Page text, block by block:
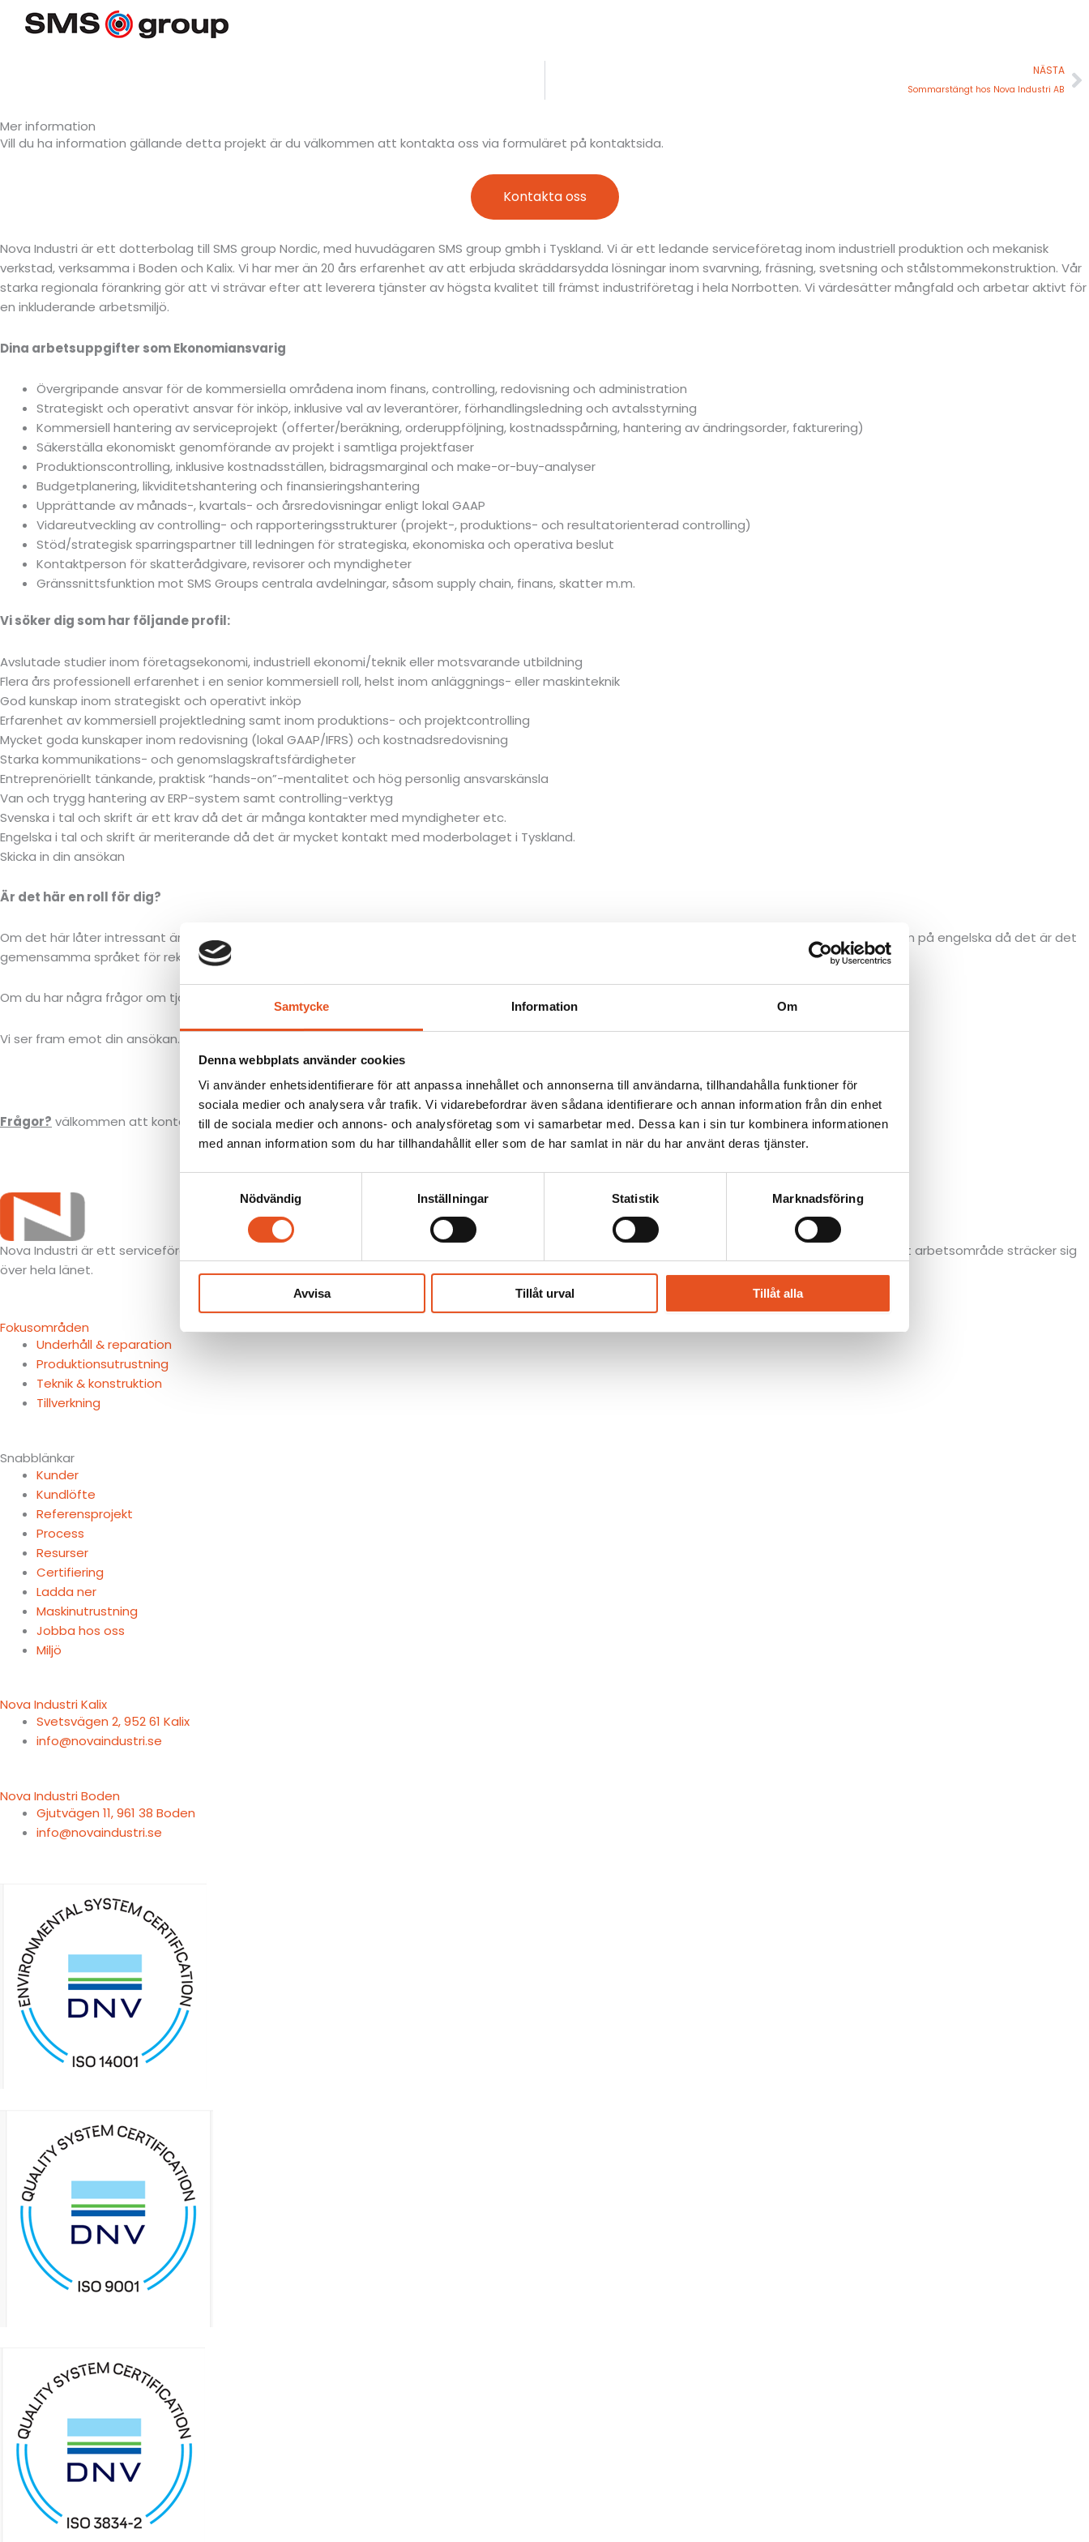
Samtycke Information Om
Denna webbplats använder cookies
Vi använder enhetsidentifierare för att anpassa innehållet och annonserna till användarna, tillhandahålla funktioner för
sociala medier och analysera vår trafik. Vi vidarebefordrar även sådana identifierare och annan information från din enhet
till de sociala medier och annons- och analysföretag som vi samarbetar med. Dessa kan i sin tur kombinera informationen
med annan information som du har tillhandahållit eller som de har samlat in när du har använt deras tjänster.
Nödvändig
Inställningar Statistik Marknadsföring
Avvisa Tillåt urval Tillåt alla
NÄSTA
Sommarstängt hos Nova Industri AB
Mer information
Vill du ha information gällande detta projekt är du välkommen att kontakta oss via formuläret på kontaktsida.
Kontakta oss
Nova Industri är ett dotterbolag till SMS group Nordic, med huvudägaren SMS group gmbh i Tyskland. Vi är ett ledande serviceföretag inom industriell produktion och mekanisk
verkstad, verksamma i Boden och Kalix. Vi har mer än 20 års erfarenhet av att erbjuda skräddarsydda lösningar inom svarvning, fräsning, svetsning och stålstommekonstruktion. Vår
starka regionala förankring gör att vi strävar efter att leverera tjänster av högsta kvalitet till främst industriföretag i hela Norrbotten. Vi värdesätter mångfald och arbetar aktivt för
en inkluderande arbetsmiljö.
Dina arbetsuppgifter som Ekonomiansvarig
Övergripande ansvar för de kommersiella områdena inom finans, controlling, redovisning och administration
Strategiskt och operativt ansvar för inköp, inklusive val av leverantörer, förhandlingsledning och avtalsstyrning
Kommersiell hantering av serviceprojekt (offerter/beräkning, orderuppföljning, kostnadsspårning, hantering av ändringsorder, fakturering)
Säkerställa ekonomiskt genomförande av projekt i samtliga projektfaser
Produktionscontrolling, inklusive kostnadsställen, bidragsmarginal och make-or-buy-analyser
Budgetplanering, likviditetshantering och finansieringshantering
Upprättande av månads-, kvartals- och årsredovisningar enligt lokal GAAP
Vidareutveckling av controlling- och rapporteringsstrukturer (projekt-, produktions- och resultatorienterad controlling)
Stöd/strategisk sparringspartner till ledningen för strategiska, ekonomiska och operativa beslut
Kontaktperson för skatterådgivare, revisorer och myndigheter
Gränssnittsfunktion mot SMS Groups centrala avdelningar, såsom supply chain, finans, skatter m.m.
Vi söker dig som har följande profil:
Avslutade studier inom företagsekonomi, industriell ekonomi/teknik eller motsvarande utbildning
Flera års professionell erfarenhet i en senior kommersiell roll, helst inom anläggnings- eller maskinteknik
God kunskap inom strategiskt och operativt inköp
Erfarenhet av kommersiell projektledning samt inom produktions- och projektcontrolling
Mycket goda kunskaper inom redovisning (lokal GAAP/IFRS) och kostnadsredovisning
Starka kommunikations- och genomslagskraftsfärdigheter
Entreprenöriellt tänkande, praktisk “hands-on”-mentalitet och hög personlig ansvarskänsla
Van och trygg hantering av ERP-system samt controlling-verktyg
Svenska i tal och skrift är ett krav då det är många kontakter med myndigheter etc.
Engelska i tal och skrift är meriterande då det är mycket kontakt med moderbolaget i Tyskland.
Skicka in din ansökan
Är det här en roll för dig?
Om det här låter intressant är du välkommen med din ansökan till
, senast den 3 augusti 2026. Vi ber dig att skriva din ansökan på engelska då det är det
gemensamma språket för rekryteringsgruppen.
Om du har några frågor om tjänsten är du välkommen att höra av dig till vår HR chef, Maria Taylor på maria.taylor@sms-group.com
Vi ser fram emot din ansökan.
Frågor? välkommen att kontakta ossidag!
Till kontakta oss
Nova Industri är ett serviceföretag med verksamhet i Kalix och Boden. Vi erbjuder allt från konstruktion och produktion till service och montage och vårt arbetsområde sträcker sig
över hela länet.
Fokusområden
Underhåll & reparation
Produktionsutrustning
Teknik & konstruktion
Tillverkning
Snabblänkar
Kunder
Kundlöfte
Referensprojekt
Process
Resurser
Certifiering
Ladda ner
Maskinutrustning
Jobba hos oss
Miljö
Nova Industri Kalix
Svetsvägen 2, 952 61 Kalix
info@novaindustri.se
Nova Industri Boden
Gjutvägen 11, 961 38 Boden
info@novaindustri.se